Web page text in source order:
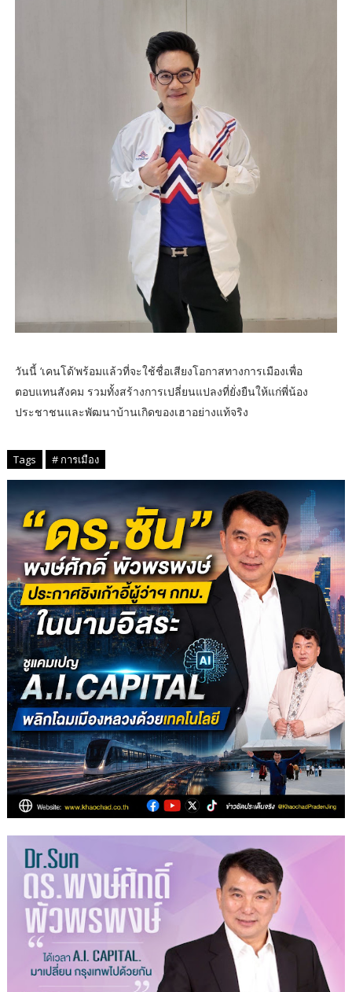
วันนี้ ‘เคนโด้’พร้อมแล้วที่จะใช้ชื่อเสียงโอกาสทางการเมืองเพื่อ
ตอบแทนสังคม รวมทั้งสร้างการเปลี่ยนแปลงที่ยั่งยืนให้แก่พี่น้อง
ประชาชนและพัฒนาบ้านเกิดของเฮาอย่างแท้จริง
Tags # การเมือง